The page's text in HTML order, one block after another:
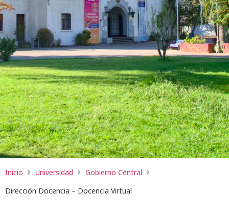
Inicio Universidad
Gobierno Central
Dirección Docencia – Docencia Virtual